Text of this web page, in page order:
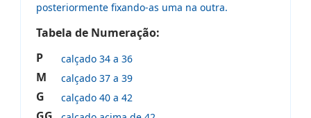
posteriormente fixando-as uma na outra.
Tabela de Numeração:
P
calçado 34 a 36
M calçado 37 a 39
G calçado 40 a 42